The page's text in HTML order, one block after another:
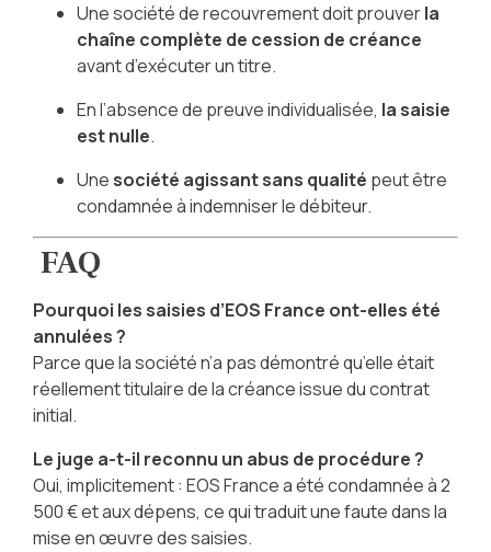
Une société de recouvrement doit prouverla
chaîne complète de cession de créance
avant d’exécuter un titre.
En l’absence de preuve individualisée, la saisie
est nulle.
Une société agissant sans qualité peut être
condamnée à indemniser le débiteur.
FAQ
Pourquoi les saisies d’EOS France ont-elles été
annulées ?
Parce que la société n’a pas démontré qu’elle était
réellement titulaire de la créance issue du contrat
initial.
Le juge a-t-il reconnu un abus de procédure ?
Oui, implicitement : EOS France a été condamnée à 2
500 € et aux dépens, ce qui traduit une faute dans la
mise en œuvre des saisies.